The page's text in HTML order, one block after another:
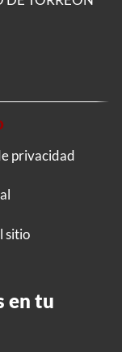
privacidad
sitio
en tu